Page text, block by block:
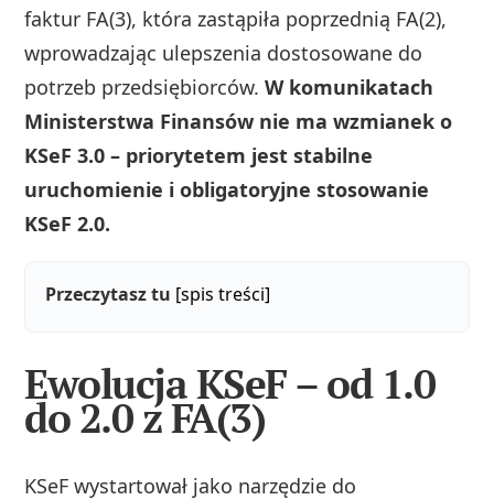
faktur FA(3), która zastąpiła poprzednią FA(2),
wprowadzając ulepszenia dostosowane do
potrzeb przedsiębiorców.W komunikatach
Ministerstwa Finansów nie ma wzmianek o
KSeF 3.0 – priorytetem jest stabilne
uruchomienie i obligatoryjne stosowanie
KSeF 2.0.
Przeczytasz tu [spis treści]
Ewolucja KSeF – od 1.0
do 2.0 z FA(3)
KSeF wystartował jako narzędzie do